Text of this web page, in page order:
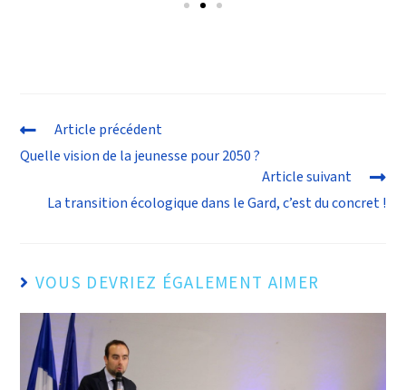
Article précédent
Quelle vision de la jeunesse pour 2050 ?
Article suivant
La transition écologique dans le Gard, c’est du concret !
VOUS DEVRIEZ ÉGALEMENT AIMER